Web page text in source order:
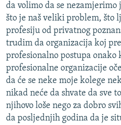
da volimo da se
što je naš veliki problem, što
profesiju od privatnog
trudim da organizacija koj
profesionalno postupa onako
profesionalne organizacije
da će se neke moje kolege
nikad neće da shvate da sve
njihovo loše nego za dobro
da posljednjih godina da je